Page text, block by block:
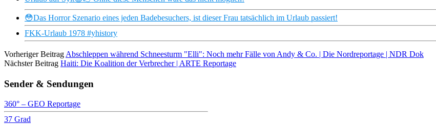
😳Das Horror Szenario eines jeden Badebesuchers, ist dieser Frau tatsächlich im Urlaub passiert!
FKK-Urlaub 1978 #yhistory
Vorheriger Beitrag Abschleppen während Schneesturm "Elli": Noch mehr Fälle von Andy & Co. | Die Nordreportage | NDR Dok
Nächster Beitrag Haiti: Die Koalition der Verbrecher | ARTE Reportage
Sender & Sendungen
360° – GEO Reportage
37 Grad